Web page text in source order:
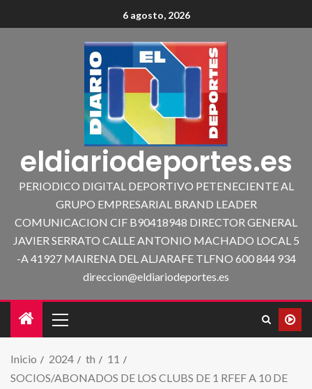
6 agosto, 2026
eldiariodeportes.es
PERIODICO DIGITAL DEPORTIVO PETENECIENTE AL
GRUPO EMPRESARIAL BRAND LEADER
COMUNICACION CIF B90418948 DIRECTOR GENERAL
JAVIER SERRATO CALLE ANTONIO MACHADO LOCAL 5
-A 41927 MAIRENA DEL ALJARAFE TLFNO 600 844 934
direccion@eldiariodeportes.es
Inicio 2024 th
11
SOCIOS/ABONADOS DE LOS CLUBS DE 1 RFEF A 10 DE